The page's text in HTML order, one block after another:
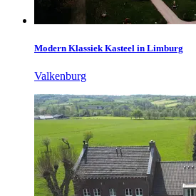
Modern Klassiek Kasteel in Limburg
Valkenburg